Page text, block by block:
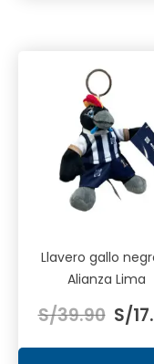
Llavero gallo
Alianza Lima
S/39.90 S/